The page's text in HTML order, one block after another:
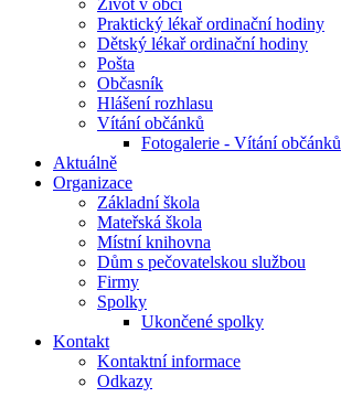
Život v obci
Praktický lékař ordinační hodiny
Dětský lékař ordinační hodiny
Pošta
Občasník
Hlášení rozhlasu
Vítání občánků
Fotogalerie - Vítání občánků
Aktuálně
Organizace
Základní škola
Mateřská škola
Místní knihovna
Dům s pečovatelskou službou
Firmy
Spolky
Ukončené spolky
Kontakt
Kontaktní informace
Odkazy